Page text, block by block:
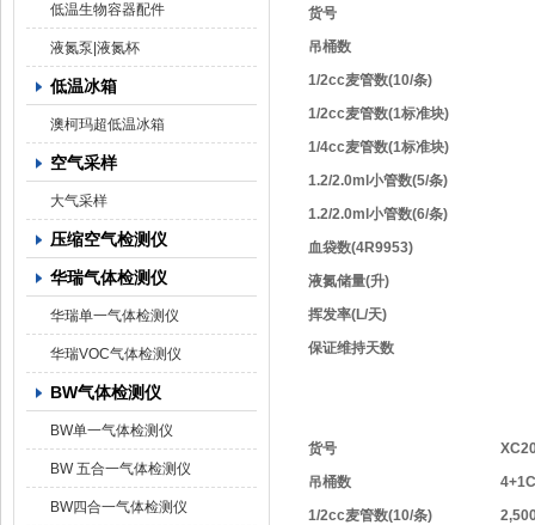
低温生物容器配件
液氮泵|液氮杯
低温冰箱
澳柯玛超低温冰箱
空气采样
大气采样
压缩空气检测仪
华瑞气体检测仪
华瑞单一气体检测仪
华瑞VOC气体检测仪
BW气体检测仪
BW单一气体检测仪
BW 五合一气体检测仪
BW四合一气体检测仪
货号
吊桶数
1/2cc麦管数(10/条)
1/2cc麦管数(1标准块)
1/4cc麦管数(1标准块)
1.2/2.0ml小管数(5/条)
1.2/2.0ml小管数(6/条)
血袋数(4R9953)
液氮储量(升)
挥发率(L/天)
保证维持天数
货号
吊桶数
1/2cc麦管数(10/条)